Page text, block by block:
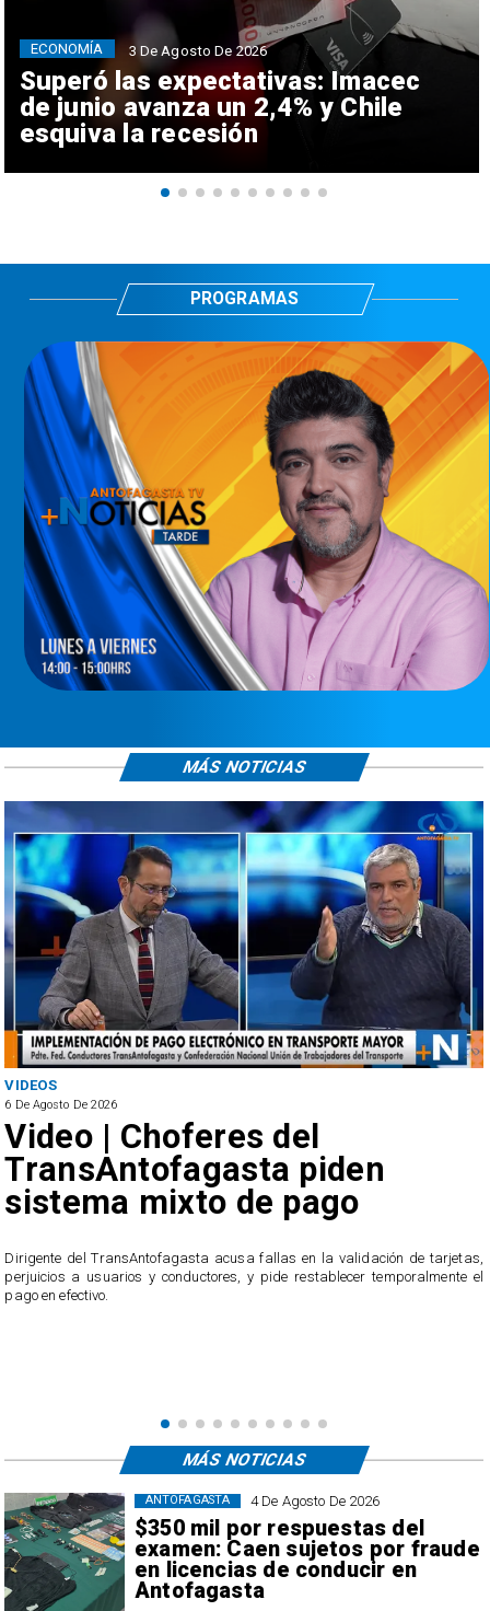
Superó las expectativas: Imacec
de junio avanza un 2,4% y Chile
esquiva la recesión
ECONOMÍA 3 De Agosto De 2026
PROGRAMAS
VIDEOS
6 De Agosto De 2026
Video | Choferes del
TransAntofagasta piden
sistema mixto de pago
​Dirigente del TransAntofagasta acusa fallas en la validación de tarjetas,
perjuicios a usuarios y conductores, y pide restablecer temporalmente el
pago en efectivo.
MÁS NOTICIAS
4 De Agosto De 2026
$350 mil por respuestas del
examen: Caen sujetos por fraude
en licencias de conducir en
Antofagasta
ANTOFAGASTA
MÁS NOTICIAS